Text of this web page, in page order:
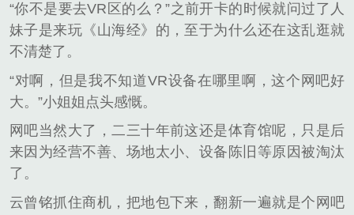
“你不是要去VR区的么？”之前开卡的时候就问过了人
妹子是来玩《山海经》的，至于为什么还在这乱逛就
不清楚了。
“对啊，但是我不知道VR设备在哪里啊，这个网吧好
大。”小姐姐点头感慨。
网吧当然大了，二三十年前这还是体育馆呢，只是后
来因为经营不善、场地太小、设备陈旧等原因被淘汰
了。
云曾铭抓住商机，把地包下来，翻新一遍就是个网吧